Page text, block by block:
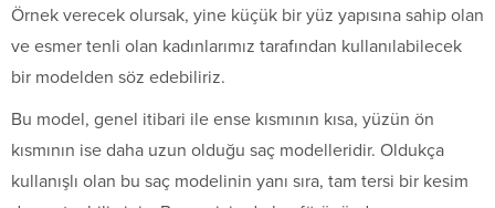
Örnek verecek olursak, yine küçük bir yüz yapısına sahip olan
ve esmer tenli olan kadınlarımız tarafından kullanılabilecek
bir modelden söz edebiliriz.
Bu model, genel itibari ile ense kısmının kısa, yüzün ön
kısmının ise daha uzun olduğu saç modelleridir. Oldukça
kullanışlı olan bu saç modelinin yanı sıra, tam tersi bir kesim